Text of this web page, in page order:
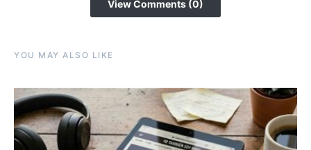
View Comments (0)
YOU MAY ALSO LIKE